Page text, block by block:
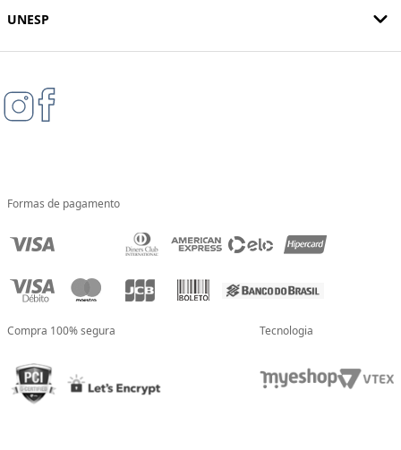
UNESP
Formas de pagamento
Compra 100% segura Tecnologia